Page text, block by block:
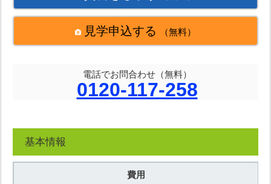
見学申込する （無料）
電話でお問合わせ（無料）
0120-117-258
基本情報
費用